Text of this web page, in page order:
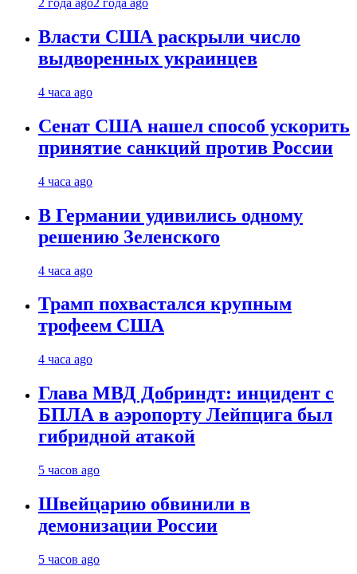
2 года ago2 года ago
Власти США раскрыли число
выдворенных украинцев
4 часа ago
Сенат США нашел способ ускорить
принятие санкций против России
4 часа ago
В Германии удивились одному
решению Зеленского
4 часа ago
Трамп похвастался крупным
трофеем США
4 часа ago
Глава МВД Добриндт: инцидент с
БПЛА в аэропорту Лейпцига был
гибридной атакой
5 часов ago
Швейцарию обвинили в
демонизации России
5 часов ago